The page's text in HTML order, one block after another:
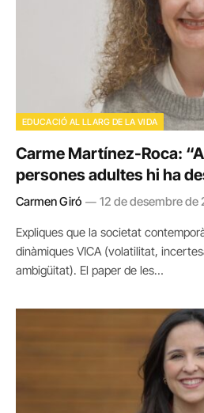
EDUCACIÓ AL LLARG DE LA VIDA
Carme Martínez-Roca:
persones adultes hi ha
Carmen Giró 12 de desembre de
Expliques que la societat
dinàmiques VICA (volatilitat,
ambigüitat). El paper de les…